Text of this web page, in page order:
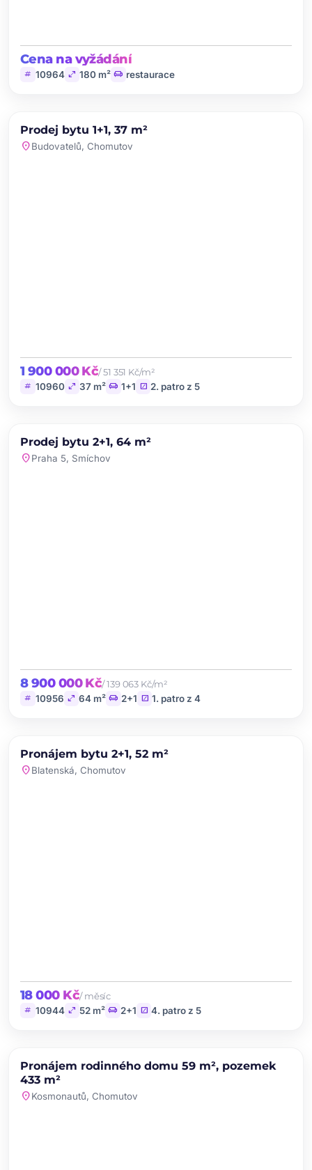
Cena na vyžádání
tag 10964 open_in_full 180 m² chair restaurace
PRODEJ
Prodej bytu 1+1, 37 m²
location_onBudovatelů, Chomutov
1 900 000 Kč/ 51 351 Kč/m²
tag 10960 open_in_full 37 m² chair 1+1 stairs 2. patro z 5
PRODEJ
Prodej bytu 2+1, 64 m²
location_onPraha 5, Smíchov
8 900 000 Kč/ 139 063 Kč/m²
tag 10956 open_in_full 64 m² chair 2+1 stairs 1. patro z 4
PRONÁJEM
Pronájem bytu 2+1, 52 m²
location_onBlatenská, Chomutov
18 000 Kč/ měsíc
tag 10944 open_in_full 52 m² chair 2+1 stairs 4. patro z 5
PRONÁJEM favorite
Pronájem rodinného domu 59 m², pozemek
433 m²
location_onKosmonautů, Chomutov